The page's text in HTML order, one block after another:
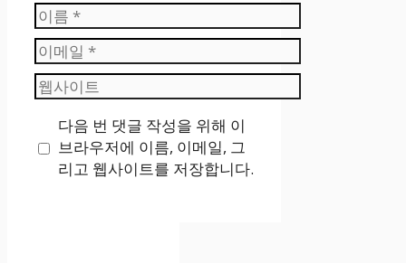
이
름
이
메
일
웹
사
트
다음 번 댓글 작성을 위해 이
브라우저에 이름, 이메일, 그
리고 웹사이트를 저장합니다.